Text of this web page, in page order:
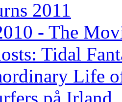
2011
- The
Tidal
Life
på Irland